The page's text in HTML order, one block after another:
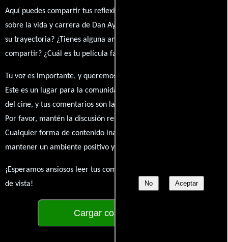
No Aceptar
Aquí puedes compartir tus reflexiones, anécdotas y opiniones
sobre la vida y carrera de Dan Aykroyd. ¿Qué te ha inspirado de
su trayectoria? ¿Tienes alguna anécdota personal que desees
compartir? ¿Cuál es tu película favorita en la que ha participado?
Tu voz es importante, y queremos escuchar tus pensamientos.
Este es un lugar para la comunidad de admiradores y amantes
del cine, y tus comentarios son la esencia de esta conversación.
Por favor, mantén la discusión respetuosa y constructiva.
Cualquier forma de contenido inapropiado será eliminado para
mantener un ambiente positivo y enriquecedor para todos.
¡Esperamos ansiosos leer tus comentarios y conocer tus puntos
de vista!
Cargar comentarios